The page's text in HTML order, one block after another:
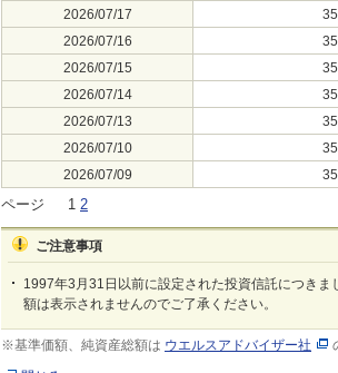
2026/07/17
2026/07/16
2026/07/15
2026/07/14
2026/07/13
2026/07/10
2026/07/09
ページ 1 2
ご注意事項
1997年3月31日以前に設定された投資信託につき
額は表示されませんのでご了承ください。
※基準価額、純資産総額は ウエルスアドバイザー社